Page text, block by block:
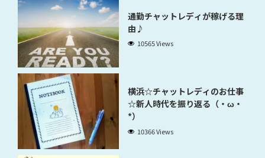
通勤チャットレディが稼げる理
由♪
10565 Views
横浜☆チャットレディのお仕事
☆新人時代を振り返る（・ω・
*）
10366 Views